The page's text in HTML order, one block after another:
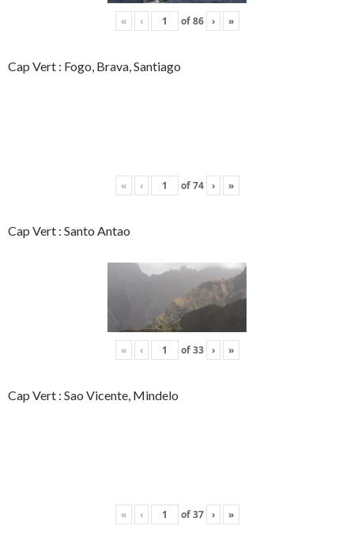
« ‹ of86 › »
Cap Vert : Fogo, Brava, Santiago
« ‹ of74 › »
Cap Vert : Santo Antao
« ‹ of33 › »
Cap Vert : Sao Vicente, Mindelo
« ‹ of37 › »